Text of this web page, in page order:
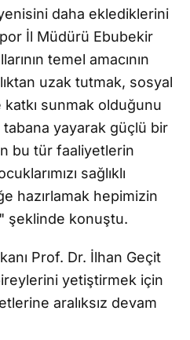
daha eklediklerini
İl Müdürü Ebubekir
temel amacının
uzak tutmak, sosyal
sunmak olduğunu
yayarak güçlü bir
bu tür faaliyetlerin
sağlıklı
hazırlamak hepimizin
şeklinde konuştu.
Prof. Dr. İlhan Geçit
yetiştirmek için
aralıksız devam